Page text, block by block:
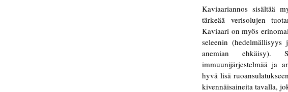
Kaviaariannos sisältää
tärkeää verisolujen
Kaviaari on myös
seleenin
anemian ehkäisy).
immuunijärjestelmää ja
hyvä lisä
kivennäisaineita tavalla,